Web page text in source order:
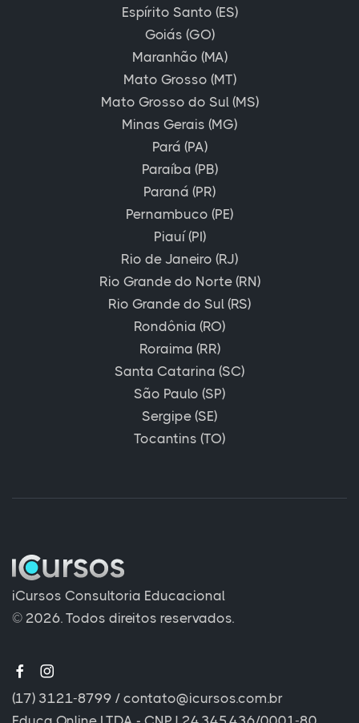
Espírito Santo (ES)
Goiás (GO)
Maranhão (MA)
Mato Grosso (MT)
Mato Grosso do Sul (MS)
Minas Gerais (MG)
Pará (PA)
Paraíba (PB)
Paraná (PR)
Pernambuco (PE)
Piauí (PI)
Rio de Janeiro (RJ)
Rio Grande do Norte (RN)
Rio Grande do Sul (RS)
Rondônia (RO)
Roraima (RR)
Santa Catarina (SC)
São Paulo (SP)
Sergipe (SE)
Tocantins (TO)
iCursos Consultoria Educacional
© 2026. Todos direitos reservados.
(17) 3121-8799 / contato@icursos.com.br